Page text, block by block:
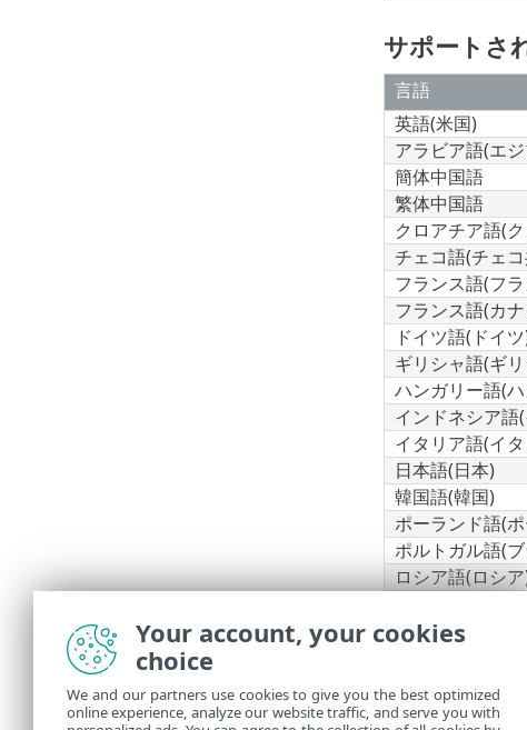
サポートさ
言語
英語(米国)
アラビア語(エ
簡体中国語
繁体中国語
クロアチア語(
チェコ語(チェ
フランス語(フ
フランス語(カ
ドイツ語(ドイ
ギリシャ語(ギ
ハンガリー語(
インドネシア
イタリア語(イ
日本語(日本)
韓国語(韓国)
ポーランド語(
ポルトガル語(
ロシア語(ロシ
スペイン語(ス
スロバキア語(
トルコ語(トルコ)
ウクライナ語(
Your account, your cookies
choice
We and our partners use cookies to give you the best optimized
online experience, analyze our website traffic, and serve you with